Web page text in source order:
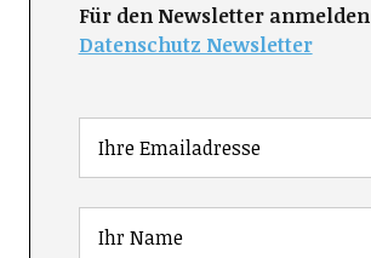
Für den Newsletter anmelden
Datenschutz Newsletter